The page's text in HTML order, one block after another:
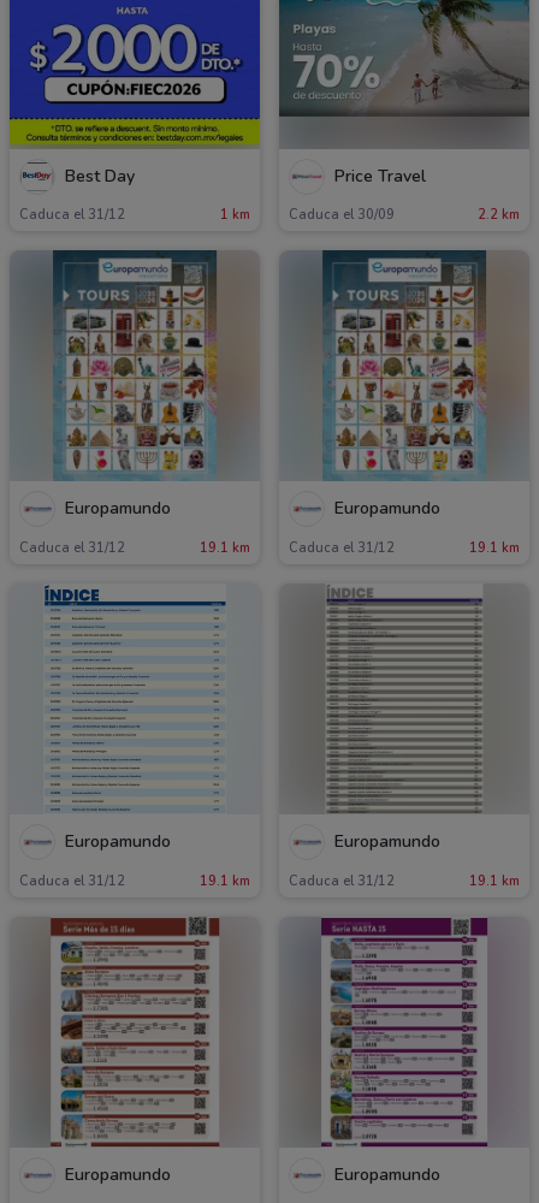
Best Day
Caduca el 31/12 1 km
Price Travel
Caduca el 30/09 2.2 km
Europamundo
Caduca el 31/12 19.1 km
Europamundo
Caduca el 31/12 19.1 km
Europamundo
Caduca el 31/12 19.1 km
Europamundo
Caduca el 31/12 19.1 km
Europamundo Europamundo